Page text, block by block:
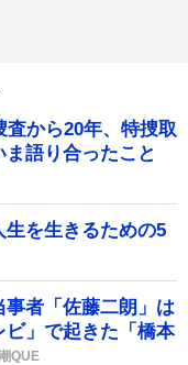
から20年、特捜取
語り合ったこと
を生きるための5
事者「佐藤二朗」は
」で起きた「橋本
QUE